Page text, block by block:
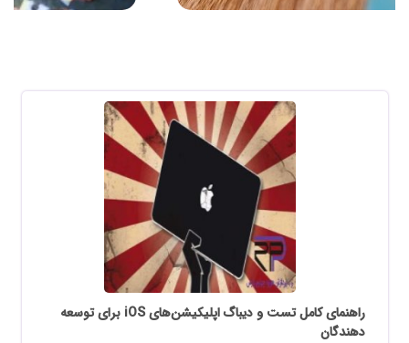
راهنمای کامل تست و دیباگ اپلیکیشن‌های iOS برای توسعه
دهندگان